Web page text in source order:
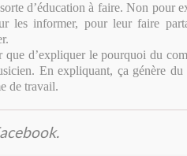
d’éducation à faire. Non pour
les informer, pour leur faire
que d’expliquer le pourquoi du
En expliquant, ça génère du
de travail.